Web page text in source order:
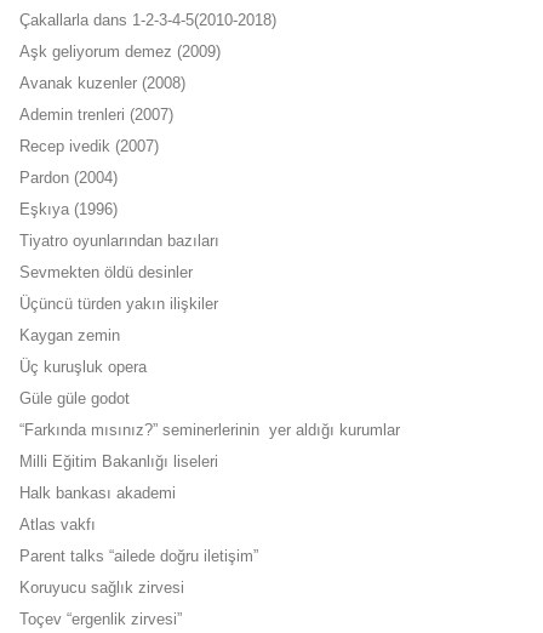
Çakallarla dans 1-2-3-4-5(2010-2018)
Aşk geliyorum demez (2009)
Avanak kuzenler (2008)
Ademin trenleri (2007)
Recep ivedik (2007)
Pardon (2004)
Eşkıya (1996)
Tiyatro oyunlarından bazıları
Sevmekten öldü desinler
Üçüncü türden yakın ilişkiler
Kaygan zemin
Üç kuruşluk opera
Güle güle godot
“Farkında mısınız?” seminerlerinin yer aldığı kurumlar
Milli Eğitim Bakanlığı liseleri
Halk bankası akademi
Atlas vakfı
Parent talks “ailede doğru iletişim”
Koruyucu sağlık zirvesi
Toçev “ergenlik zirvesi”